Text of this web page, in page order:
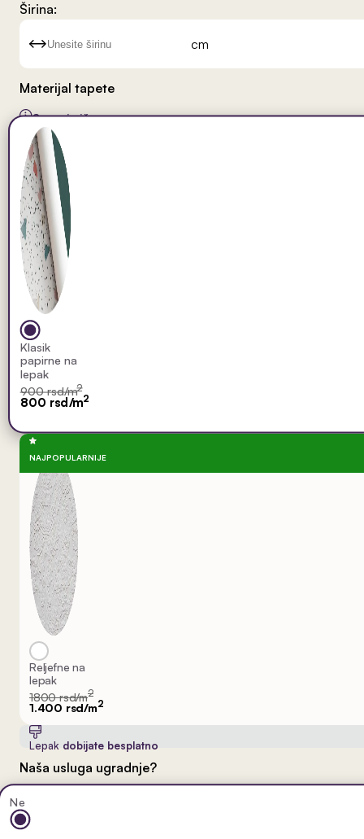
Širina:
cm
Materijal tapete
Saznaj više
Klasik
papirne na
lepak
900 rsd/m2
800 rsd/m2
NAJPOPULARNIJE
Reljefne na
lepak
1800 rsd/m2
1.400 rsd/m2
Lepak dobijate besplatno
Naša usluga ugradnje?
Ne